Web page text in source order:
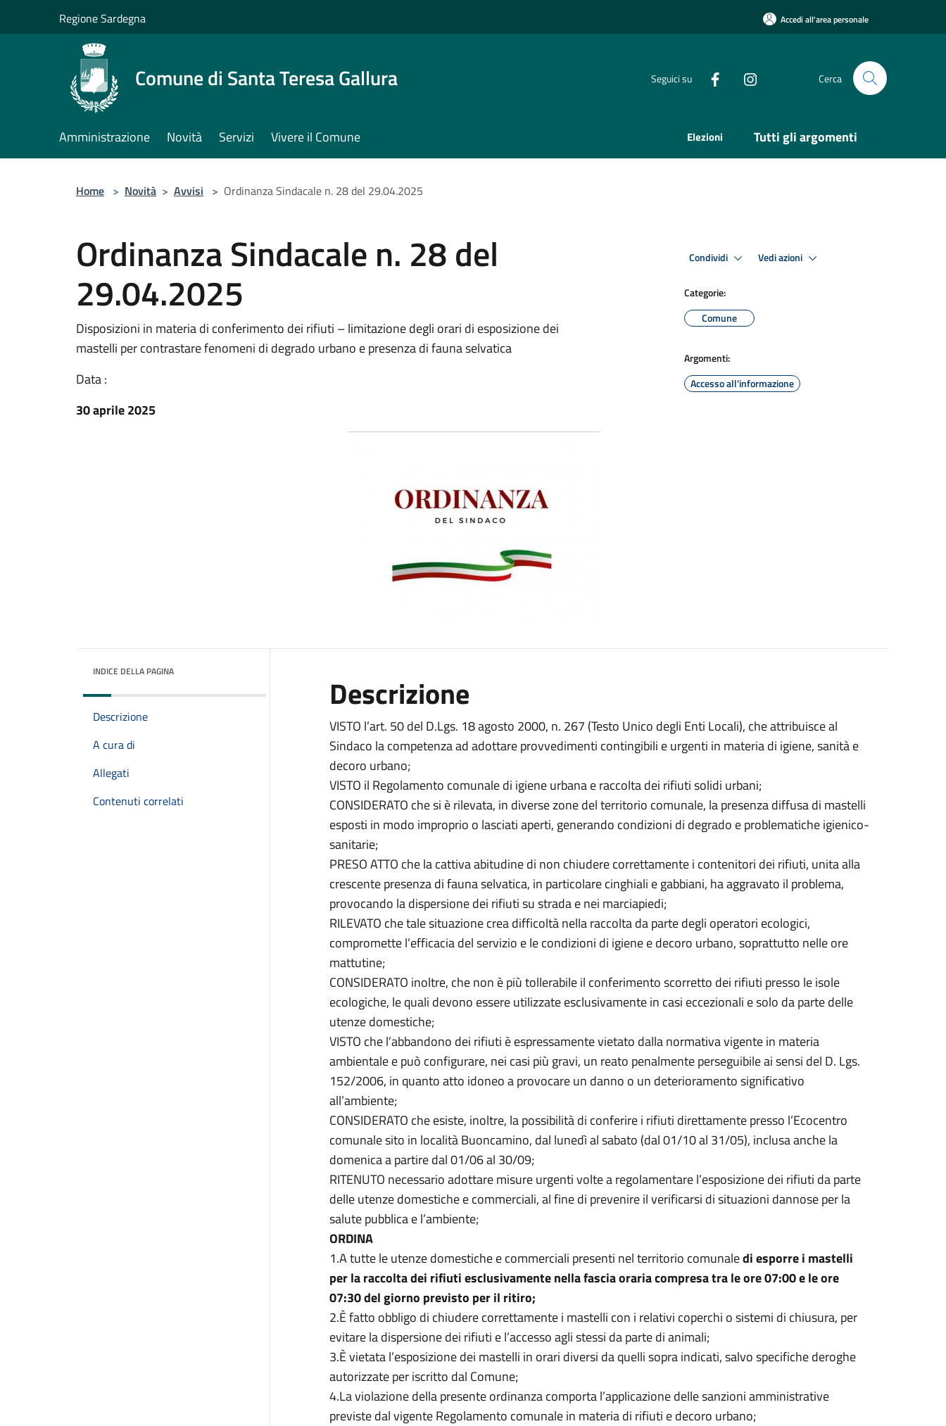
Regione Sardegna Accedi all'area personale
Comune di Santa Teresa Gallura Seguici su Cerca
Amministrazione Novità Servizi Vivere il Comune Elezioni Tutti gli argomenti
Home > Novità > Avvisi > Ordinanza Sindacale n. 28 del 29.04.2025
Ordinanza Sindacale n. 28 del
29.04.2025
Disposizioni in materia di conferimento dei rifiuti – limitazione degli orari di esposizione dei
mastelli per contrastare fenomeni di degrado urbano e presenza di fauna selvatica
Data :
30 aprile 2025
Condividi Vedi azioni
Categorie:
Comune
Argomenti:
Accesso all'informazione
INDICE DELLA PAGINA
Descrizione
A cura di
Allegati
Contenuti correlati
Descrizione
VISTO l’art. 50 del D.Lgs. 18 agosto 2000, n. 267 (Testo Unico degli Enti Locali), che attribuisce al
Sindaco la competenza ad adottare provvedimenti contingibili e urgenti in materia di igiene, sanità e
decoro urbano;
VISTO il Regolamento comunale di igiene urbana e raccolta dei rifiuti solidi urbani;
CONSIDERATO che si è rilevata, in diverse zone del territorio comunale, la presenza diffusa di mastelli
esposti in modo improprio o lasciati aperti, generando condizioni di degrado e problematiche igienico-
sanitarie;
PRESO ATTO che la cattiva abitudine di non chiudere correttamente i contenitori dei rifiuti, unita alla
crescente presenza di fauna selvatica, in particolare cinghiali e gabbiani, ha aggravato il problema,
provocando la dispersione dei rifiuti su strada e nei marciapiedi;
RILEVATO che tale situazione crea difficoltà nella raccolta da parte degli operatori ecologici,
compromette l’efficacia del servizio e le condizioni di igiene e decoro urbano, soprattutto nelle ore
mattutine;
CONSIDERATO inoltre, che non è più tollerabile il conferimento scorretto dei rifiuti presso le isole
ecologiche, le quali devono essere utilizzate esclusivamente in casi eccezionali e solo da parte delle
utenze domestiche;
VISTO che l’abbandono dei rifiuti è espressamente vietato dalla normativa vigente in materia
ambientale e può configurare, nei casi più gravi, un reato penalmente perseguibile ai sensi del D. Lgs.
152/2006, in quanto atto idoneo a provocare un danno o un deterioramento significativo
all’ambiente;
CONSIDERATO che esiste, inoltre, la possibilità di conferire i rifiuti direttamente presso l’Ecocentro
comunale sito in località Buoncamino, dal lunedì al sabato (dal 01/10 al 31/05), inclusa anche la
domenica a partire dal 01/06 al 30/09;
RITENUTO necessario adottare misure urgenti volte a regolamentare l’esposizione dei rifiuti da parte
delle utenze domestiche e commerciali, al fine di prevenire il verificarsi di situazioni dannose per la
salute pubblica e l’ambiente;
ORDINA
1.A tutte le utenze domestiche e commerciali presenti nel territorio comunaledi esporre i mastelli
per la raccolta dei rifiuti esclusivamente nella fascia oraria compresa tra le ore 07:00 e le ore
07:30 del giorno previsto per il ritiro;
2.È fatto obbligo di chiudere correttamente i mastelli con i relativi coperchi o sistemi di chiusura, per
evitare la dispersione dei rifiuti e l’accesso agli stessi da parte di animali;
3.È vietata l’esposizione dei mastelli in orari diversi da quelli sopra indicati, salvo specifiche deroghe
autorizzate per iscritto dal Comune;
4.La violazione della presente ordinanza comporta l’applicazione delle sanzioni amministrative
previste dal vigente Regolamento comunale in materia di rifiuti e decoro urbano;